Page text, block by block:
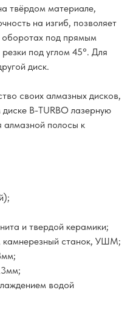
твёрдом материале,
на изгиб, позволяет
оборотах под прямым
под углом 45°. Для
диск.
своих алмазных дисков,
B-TURBO лазерную
алмазной полосы к
и твердой керамики;
камнерезный станок, УШМ;
водой